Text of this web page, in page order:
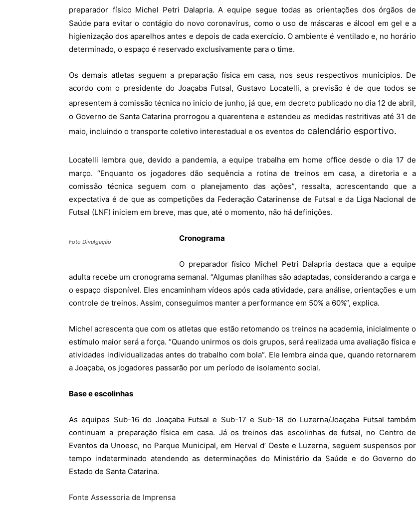
preparador físico Michel Petri Dalapria. A equipe segue todas as orientações dos órgãos de
Saúde para evitar o contágio do novo coronavírus, como o uso de máscaras e álcool em gel e a
higienização dos aparelhos antes e depois de cada exercício. O ambiente é ventilado e, no horário
determinado, o espaço é reservado exclusivamente para o time.
Os demais atletas seguem a preparação física em casa, nos seus respectivos municípios. De
acordo com o presidente do Joaçaba Futsal, Gustavo Locatelli, a previsão é de que todos se
apresentem à comissão técnica no início de junho, já que, em decreto publicado no dia 12 de abril,
o Governo de Santa Catarina prorrogou a quarentena e estendeu as medidas restritivas até 31 de
maio, incluindo o transporte coletivo interestadual e os eventos do calendário esportivo.
Locatelli lembra que, devido a pandemia, a equipe trabalha em home office desde o dia 17 de
março. “Enquanto os jogadores dão sequência a rotina de treinos em casa, a diretoria e a
comissão técnica seguem com o planejamento das ações”, ressalta, acrescentando que a
expectativa é de que as competições da Federação Catarinense de Futsal e da Liga Nacional de
Futsal (LNF) iniciem em breve, mas que, até o momento, não há definições.
Foto Divulgação Cronograma
O preparador físico Michel Petri Dalapria destaca que a equipe
adulta recebe um cronograma semanal. “Algumas planilhas são adaptadas, considerando a carga e
o espaço disponível. Eles encaminham vídeos após cada atividade, para análise, orientações e um
controle de treinos. Assim, conseguimos manter a performance em 50% a 60%”, explica.
Michel acrescenta que com os atletas que estão retomando os treinos na academia, inicialmente o
estímulo maior será a força. “Quando unirmos os dois grupos, será realizada uma avaliação física e
atividades individualizadas antes do trabalho com bola”. Ele lembra ainda que, quando retornarem
a Joaçaba, os jogadores passarão por um período de isolamento social.
Base e escolinhas
As equipes Sub-16 do Joaçaba Futsal e Sub-17 e Sub-18 do Luzerna/Joaçaba Futsal também
continuam a preparação física em casa. Já os treinos das escolinhas de futsal, no Centro de
Eventos da Unoesc, no Parque Municipal, em Herval d’ Oeste e Luzerna, seguem suspensos por
tempo indeterminado atendendo as determinações do Ministério da Saúde e do Governo do
Estado de Santa Catarina.
Fonte Assessoria de Imprensa